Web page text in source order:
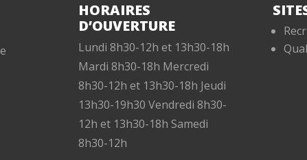
HORAIRES
D’OUVERTURE
Lundi 8h30-12h et 13h30-18h
Mardi 8h30-18h Mercredi
8h30-12h et 13h30-18h Jeudi
13h30-19h30 Vendredi 8h30-
12h et 13h30-18h Samedi
8h30-12h